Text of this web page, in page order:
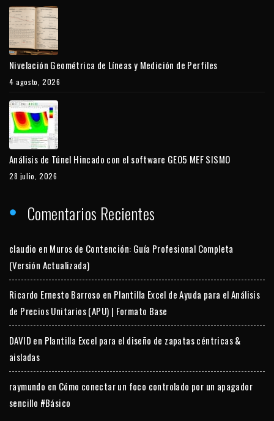
Nivelación Geométrica de Líneas y Medición de Perfiles
4 agosto, 2026
Análisis de Túnel Hincado con el software GEO5 MEF SISMO
28 julio, 2026
Comentarios Recientes
claudio en Muros de Contención: Guía Profesional Completa
(Versión Actualizada)
Ricardo Ernesto Barroso en Plantilla Excel de Ayuda para el Análisis
de Precios Unitarios (APU) | Formato Base
DAVID en Plantilla Excel para el diseño de zapatas céntricas &
aisladas
raymundo en Cómo conectar un foco controlado por un apagador
sencillo #Básico